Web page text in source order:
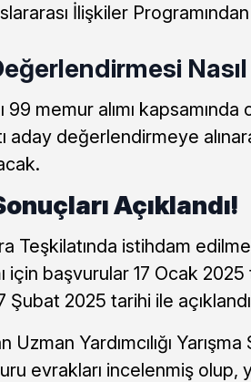
İlişkiler
Nasıl
99 memur alımı
aday değerlendirmeye
Açıklandı!
Teşkilatında istihdam
için başvurular 17 Ocak
Şubat 2025 tarihi ile
Uzman Yardımcılığı
evrakları incelenmiş olup,